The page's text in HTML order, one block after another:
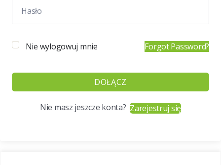
Nie wylogowuj mnie Forgot Password?
DOŁĄCZ
Nie masz jeszcze konta?Zarejestruj się